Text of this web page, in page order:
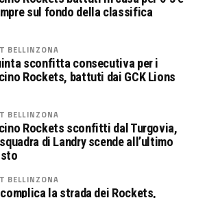
sul fondo della classifica
BELLINZONA
sconfitta consecutiva per i
Rockets, battuti dai GCK Lions
BELLINZONA
Rockets sconfitti dal Turgovia,
squadra di Landry scende all’ultimo
BELLINZONA
la strada dei Rockets,